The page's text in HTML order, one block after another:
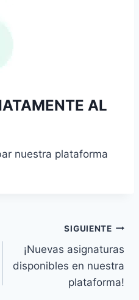
AL
nuestra plataforma
SIGUIENTE
¡Nuevas asignaturas
disponibles en nuestra
plataforma!